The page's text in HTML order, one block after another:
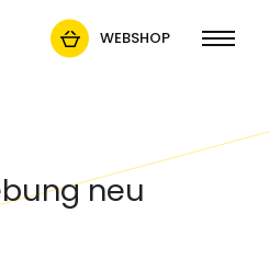
WEBSHOP
neu